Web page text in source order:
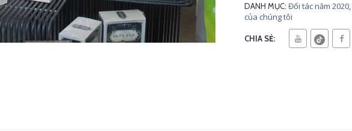
DANH MỤC: Đối tác năm 2020,
của chúng tôi
CHIA SẺ: